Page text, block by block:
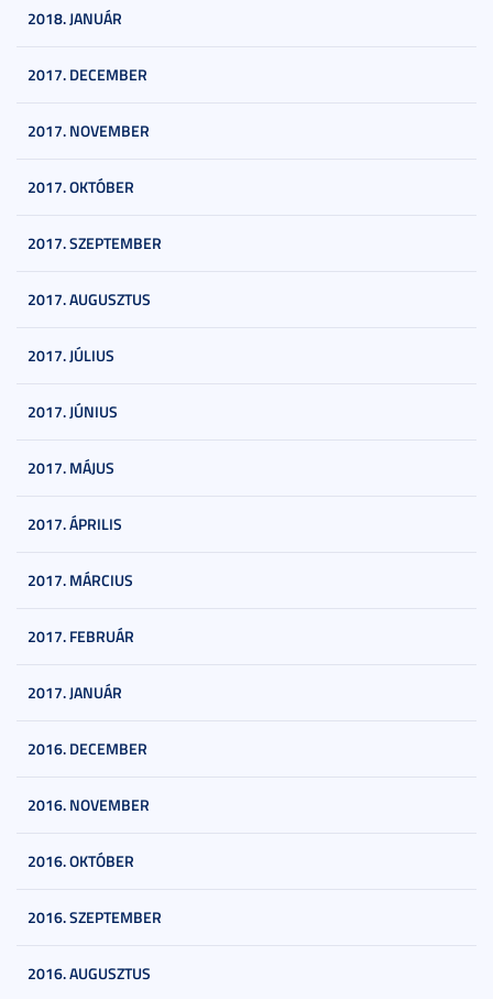
2018. JANUÁR
2017. DECEMBER
2017. NOVEMBER
2017. OKTÓBER
2017. SZEPTEMBER
2017. AUGUSZTUS
2017. JÚLIUS
2017. JÚNIUS
2017. MÁJUS
2017. ÁPRILIS
2017. MÁRCIUS
2017. FEBRUÁR
2017. JANUÁR
2016. DECEMBER
2016. NOVEMBER
2016. OKTÓBER
2016. SZEPTEMBER
2016. AUGUSZTUS